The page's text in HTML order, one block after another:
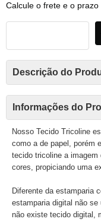
Calcule o frete e o
Descrição do
Informações do
Nosso Tecido Tricoline
como a de papel, porém
tecido tricoline a imagem
cores, propiciando uma
Diferente da estamparia
estamparia digital não
não existe tecido digital,